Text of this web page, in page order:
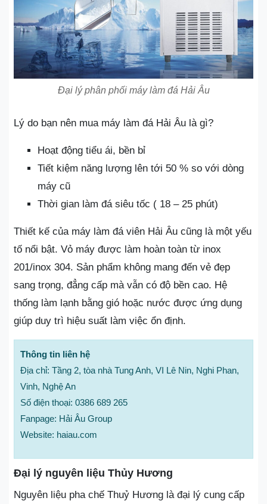
Đại lý phân phối máy làm đá Hải Âu
Lý do bạn nên mua máy làm đá Hải Âu là gì?
Hoạt động tiểu ái, bền bỉ
Tiết kiệm năng lượng lên tới 50 % so với dòng
máy cũ
Thời gian làm đá siêu tốc ( 18 – 25 phút)
Thiết kế của máy làm đá viên Hải Âu cũng là một yếu
tố nổi bật. Vỏ máy được làm hoàn toàn từ inox
201/inox 304. Sản phẩm không mang đến vẻ đẹp
sang trọng, đẳng cấp mà vẫn có độ bền cao. Hệ
thống làm lạnh bằng gió hoặc nước được ứng dụng
giúp duy trì hiệu suất làm việc ổn định.
Thông tin liên hệ
Địa chỉ: Tầng 2, tòa nhà Tung Anh, VI Lê Nin, Nghi Phan,
Vinh, Nghệ An
Số điện thoại: 0386 689 265
Fanpage: Hải Âu Group
Website: haiau.com
Đại lý nguyên liệu Thủy Hương
Nguyên liệu pha chế Thuỷ Hương là đại lý cung cấp